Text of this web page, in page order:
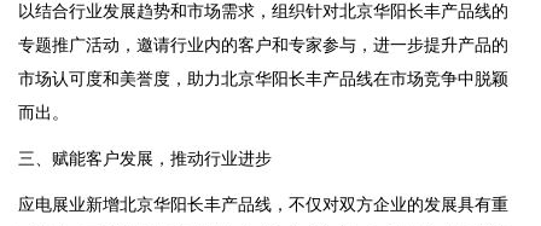
以结合行业发展趋势和市场需求，组织针对北京华阳长丰产品线的
专题推广活动，邀请行业内的客户和专家参与，进一步提升产品的
市场认可度和美誉度，助力北京华阳长丰产品线在市场竞争中脱颖
而出。
三、赋能客户发展，推动行业进步
应电展业新增北京华阳长丰产品线，不仅对双方企业的发展具有重